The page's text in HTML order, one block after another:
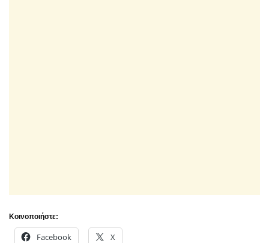
Κοινοποιήστε:
Facebook X